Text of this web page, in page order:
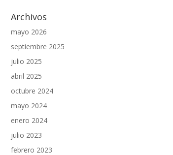
Archivos
mayo 2026
septiembre 2025
julio 2025
abril 2025
octubre 2024
mayo 2024
enero 2024
julio 2023
febrero 2023